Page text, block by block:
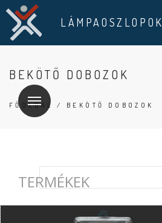
LÁMPAOSZLOPOK
BEKÖTŐ DOBOZOK
FŐOLDAL / BEKÖTŐ DOBOZOK
TERMÉKEK